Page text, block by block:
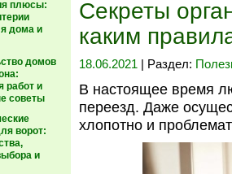
плюсы:
дома и
домов
работ и
советы
ворот:
и
Секреты
каким
18.06.2021 | Раздел:
В настоящее время
переезд. Даже
хлопотно и